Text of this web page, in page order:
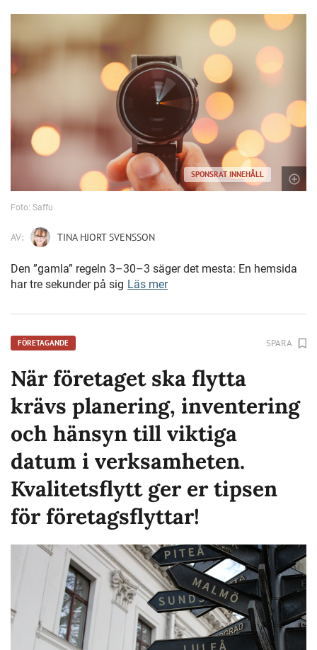
SPONSRAT INNEHÅLL
Foto: Saffu
AV: TINA HJORT SVENSSON
Den ”gamla” regeln 3–30–3 säger det mesta: En hemsida
har tre sekunder på sig Läs mer
FÖRETAGANDE SPARA
När företaget ska flytta
krävs planering, inventering
och hänsyn till viktiga
datum i verksamheten.
Kvalitetsflytt ger er tipsen
för företagsflyttar!